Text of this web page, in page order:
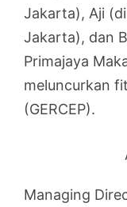
Jakarta), Aji
Jakarta), dan
Primajaya
meluncurkan
(GERCEP).
Managing